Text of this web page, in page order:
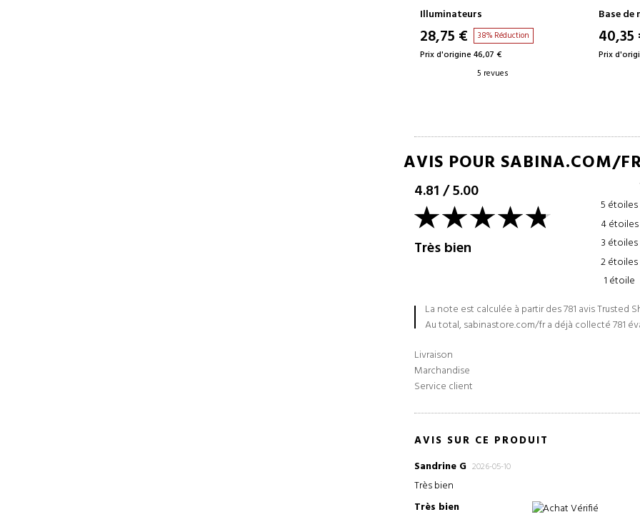
Base de maquillage
40,35 € 33% Réduction
Prix d'origine 60,67 €
3 revues
DURÉE
41,76
Prix
AVIS POUR SABINA.COM/
4.81/5.00
Très bien
5 étoiles
4 étoiles
3 étoiles
2 étoiles
1 étoile
La note est calculée à partir des 781 avis Trusted
Au total, sabinastore.com/fr a déjà collecté 781
Livraison
Marchandise
Service client
AVIS SUR CE PRODUIT
Sandrine G 2026-05-10
Très bien
Très bien
Achat Vérifié